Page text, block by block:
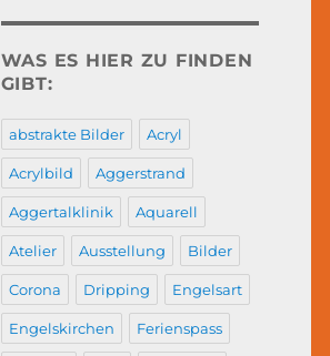
WAS ES HIER ZU FINDEN
GIBT:
abstrakte Bilder Acryl
Acrylbild Aggerstrand
Aggertalklinik Aquarell
Atelier Ausstellung Bilder
Corona Dripping Engelsart
Engelskirchen Ferienspass